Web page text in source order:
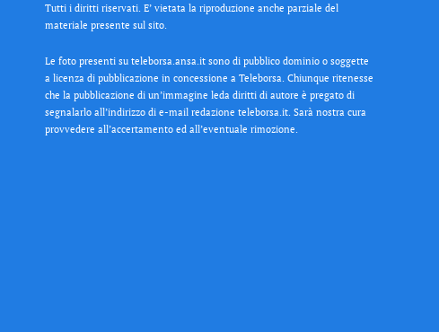
Tutti i diritti riservati. E’ vietata la riproduzione anche parziale del
materiale presente sul sito.
Le foto presenti su teleborsa.ansa.it sono di pubblico dominio o soggette
a licenza di pubblicazione in concessione a Teleborsa. Chiunque ritenesse
che la pubblicazione di un’immagine leda diritti di autore è pregato di
segnalarlo all’indirizzo di e-mail redazione teleborsa.it. Sarà nostra cura
provvedere all’accertamento ed all’eventuale rimozione.